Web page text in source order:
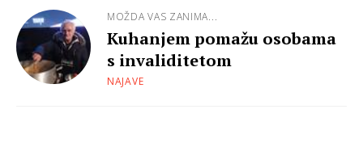
MOŽDA VAS ZANIMA...
Kuhanjem pomažu osobama
s invaliditetom
NAJAVE